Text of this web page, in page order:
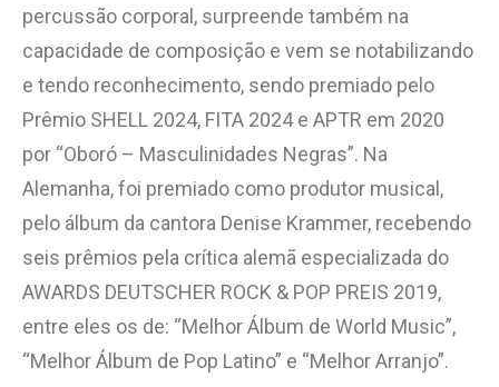
percussão corporal, surpreende também na
capacidade de composição e vem se notabilizando
e tendo reconhecimento, sendo premiado pelo
Prêmio SHELL 2024, FITA 2024 e APTR em 2020
por “Oboró – Masculinidades Negras”. Na
Alemanha, foi premiado como produtor musical,
pelo álbum da cantora Denise Krammer, recebendo
seis prêmios pela crítica alemã especializada do
AWARDS DEUTSCHER ROCK & POP PREIS 2019,
entre eles os de: “Melhor Álbum de World Music”,
“Melhor Álbum de Pop Latino” e “Melhor Arranjo”.